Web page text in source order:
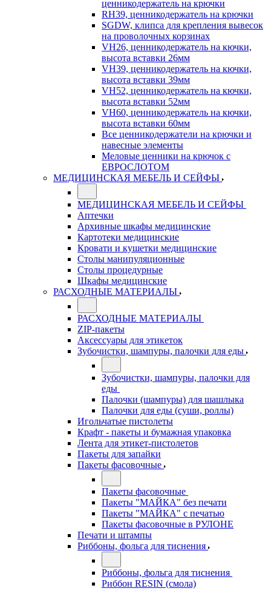
ценникодержатель на крючки
RH39, ценникодержатель на крючки
SGDW, клипса для крепления вывесок
на проволочных корзинах
VH26, ценникодержатель на кючки,
высота вставки 26мм
VH39, ценникодержатель на кючки,
высота вставки 39мм
VH52, ценникодержатель на кючки,
высота вставки 52мм
VH60, ценникодержатель на кючки,
высота вставки 60мм
Все ценникодержатели на крючки и
навесные элементы
Меловые ценники на крючок с
ЕВРОСЛОТОМ
МЕДИЦИНСКАЯ МЕБЕЛЬ И СЕЙФЫ
МЕДИЦИНСКАЯ МЕБЕЛЬ И СЕЙФЫ
Аптечки
Архивные шкафы медицинские
Картотеки медицинские
Кровати и кушетки медицинские
Столы манипуляционные
Столы процедурные
Шкафы медицинские
РАСХОДНЫЕ МАТЕРИАЛЫ
РАСХОДНЫЕ МАТЕРИАЛЫ
ZIP-пакеты
Аксессуары для этикеток
Зубочистки, шампуры, палочки для еды
Зубочистки, шампуры, палочки для
еды
Палочки (шампуры) для шашлыка
Палочки для еды (суши, роллы)
Игольчатые пистолеты
Крафт - пакеты и бумажная упаковка
Лента для этикет-пистолетов
Пакеты для запайки
Пакеты фасовочные
Пакеты фасовочные
Пакеты "МАЙКА" без печати
Пакеты "МАЙКА" с печатью
Пакеты фасовочные в РУЛОНЕ
Печати и штампы
Риббоны, фольга для тиснения
Риббоны, фольга для тиснения
Риббон RESIN (смола)